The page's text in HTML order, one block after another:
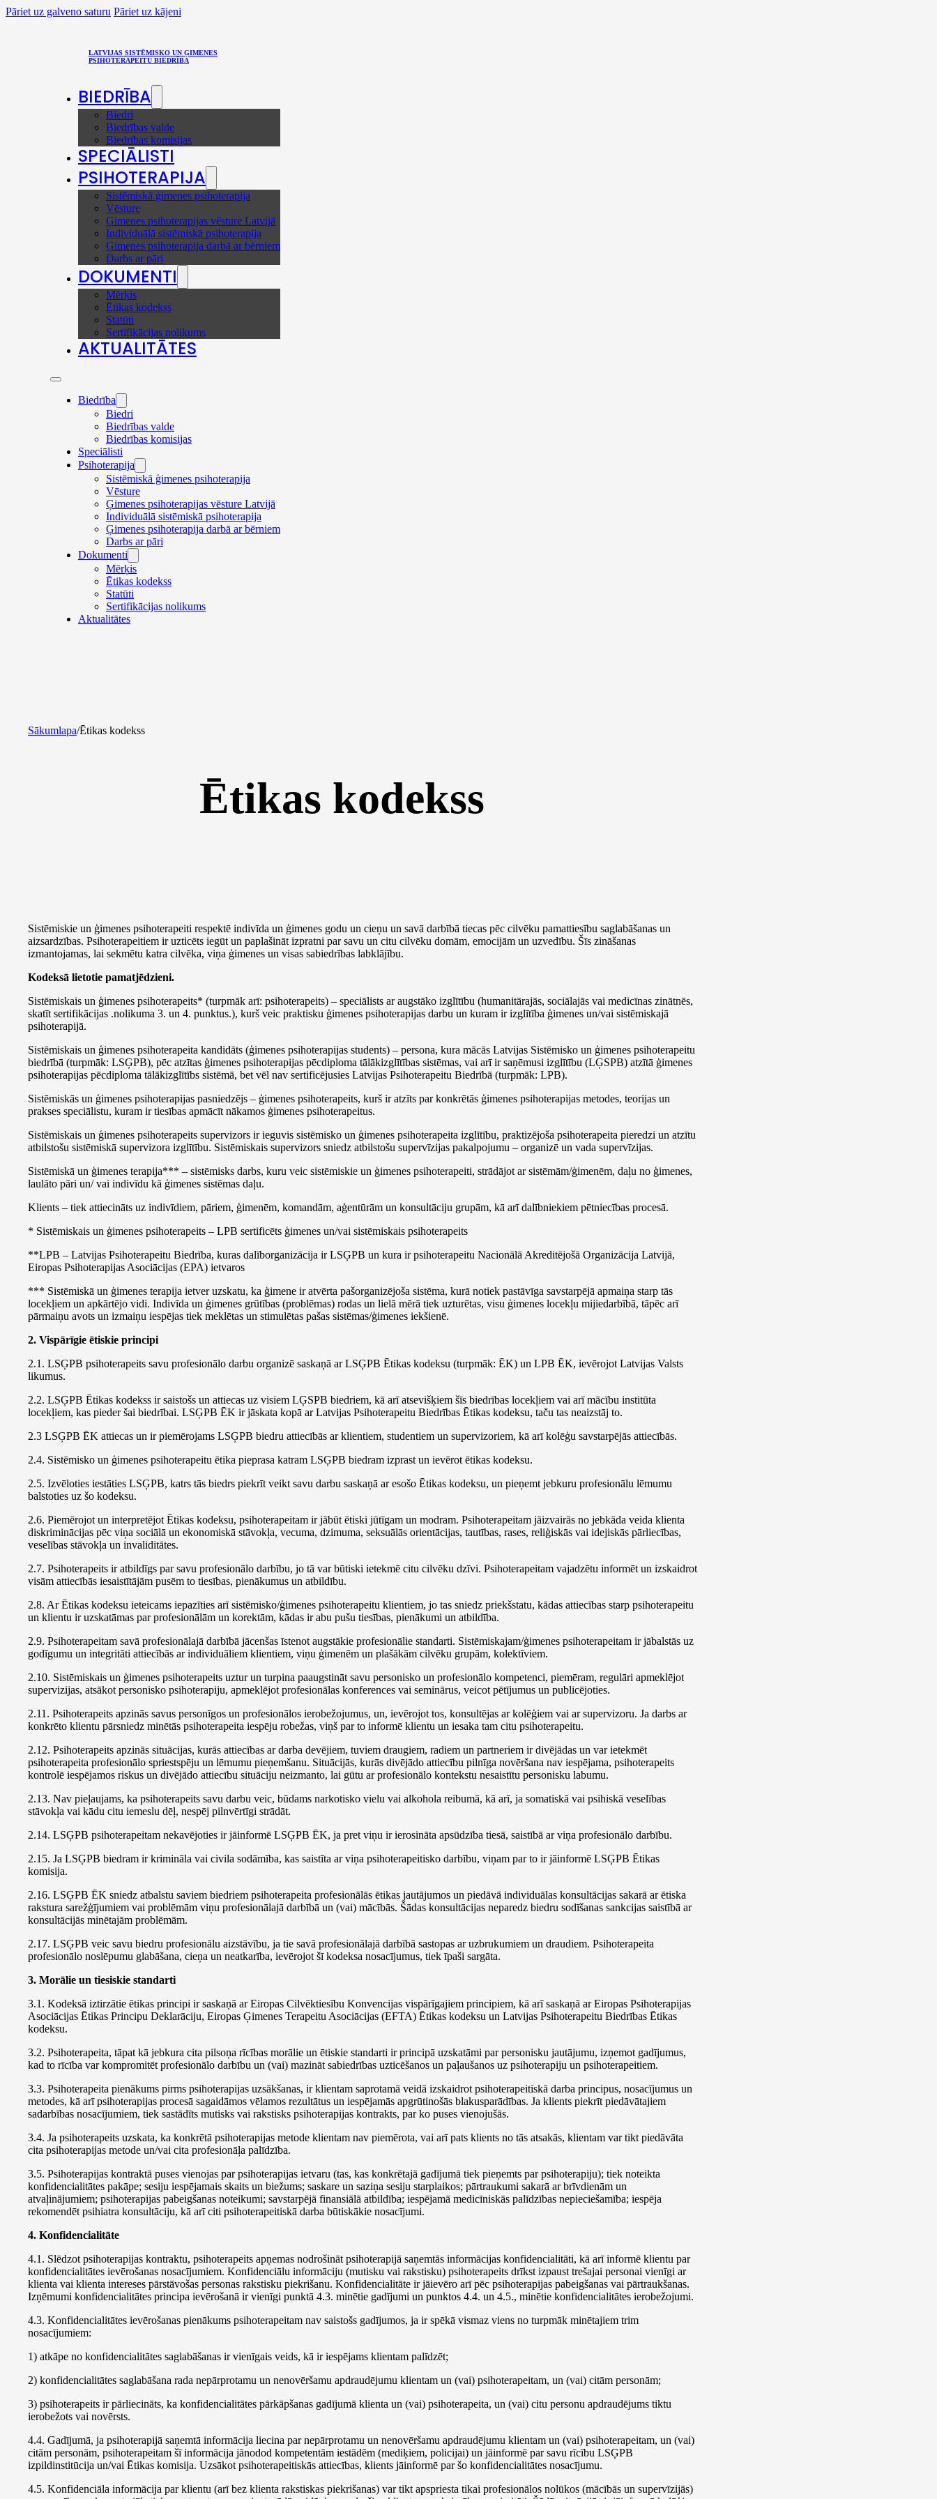
Pāriet uz galveno saturu Pāriet uz kājeni
LATVIJAS SISTĒMISKO UN ĢIMENES
PSIHOTERAPEITU BIEDRĪBA
BIEDRĪBA
Biedri
Biedrības valde
Biedrības komisijas
SPECIĀLISTI
PSIHOTERAPIJA
Sistēmiskā ģimenes psihoterapija
Vēsture
Ģimenes psihoterapijas vēsture Latvijā
Individuālā sistēmiskā psihoterapija
Ģimenes psihoterapija darbā ar bērniem
Darbs ar pāri
DOKUMENTI
Mērķis
Ētikas kodekss
Statūti
Sertifikācijas nolikums
AKTUALITĀTES
Biedrība
Biedri
Biedrības valde
Biedrības komisijas
Speciālisti
Psihoterapija
Sistēmiskā ģimenes psihoterapija
Vēsture
Ģimenes psihoterapijas vēsture Latvijā
Individuālā sistēmiskā psihoterapija
Ģimenes psihoterapija darbā ar bērniem
Darbs ar pāri
Dokumenti
Mērķis
Ētikas kodekss
Statūti
Sertifikācijas nolikums
Aktualitātes
Sākumlapa/Ētikas kodekss
Ētikas kodekss
Sistēmiskie un ģimenes psihoterapeiti respektē indivīda un ģimenes godu un cieņu un savā darbībā tiecas pēc cilvēku pamattiesību saglabāšanas un
aizsardzības. Psihoterapeitiem ir uzticēts iegūt un paplašināt izpratni par savu un citu cilvēku domām, emocijām un uzvedību. Šīs zināšanas
izmantojamas, lai sekmētu katra cilvēka, viņa ģimenes un visas sabiedrības labklājību.
Kodeksā lietotie pamatjēdzieni.
Sistēmiskais un ģimenes psihoterapeits* (turpmāk arī: psihoterapeits) – speciālists ar augstāko izglītību (humanitārajās, sociālajās vai medicīnas zinātnēs,
skatīt sertifikācijas .nolikuma 3. un 4. punktus.), kurš veic praktisku ģimenes psihoterapijas darbu un kuram ir izglītība ģimenes un/vai sistēmiskajā
psihoterapijā.
Sistēmiskais un ģimenes psihoterapeita kandidāts (ģimenes psihoterapijas students) – persona, kura mācās Latvijas Sistēmisko un ģimenes psihoterapeitu
biedrībā (turpmāk: LSĢPB), pēc atzītas ģimenes psihoterapijas pēcdiploma tālākizglītības sistēmas, vai arī ir saņēmusi izglītību (LĢSPB) atzītā ģimenes
psihoterapijas pēcdiploma tālākizglītībs sistēmā, bet vēl nav sertificējusies Latvijas Psihoterapeitu Biedrībā (turpmāk: LPB).
Sistēmiskās un ģimenes psihoterapijas pasniedzējs – ģimenes psihoterapeits, kurš ir atzīts par konkrētās ģimenes psihoterapijas metodes, teorijas un
prakses speciālistu, kuram ir tiesības apmācīt nākamos ģimenes psihoterapeitus.
Sistēmiskais un ģimenes psihoterapeits supervizors ir ieguvis sistēmisko un ģimenes psihoterapeita izglītību, praktizējoša psihoterapeita pieredzi un atzītu
atbilstošu sistēmiskā supervizora izglītību. Sistēmiskais supervizors sniedz atbilstošu supervīzijas pakalpojumu – organizē un vada supervīzijas.
Sistēmiskā un ģimenes terapija*** – sistēmisks darbs, kuru veic sistēmiskie un ģimenes psihoterapeiti, strādājot ar sistēmām/ģimenēm, daļu no ģimenes,
laulāto pāri un/ vai indivīdu kā ģimenes sistēmas daļu.
Klients – tiek attiecināts uz indivīdiem, pāriem, ģimenēm, komandām, aģentūrām un konsultāciju grupām, kā arī dalībniekiem pētniecības procesā.
* Sistēmiskais un ģimenes psihoterapeits – LPB sertificēts ģimenes un/vai sistēmiskais psihoterapeits
**LPB – Latvijas Psihoterapeitu Biedrība, kuras dalīborganizācija ir LSĢPB un kura ir psihoterapeitu Nacionālā Akreditējošā Organizācija Latvijā,
Eiropas Psihoterapijas Asociācijas (EPA) ietvaros
*** Sistēmiskā un ģimenes terapija ietver uzskatu, ka ģimene ir atvērta pašorganizējoša sistēma, kurā notiek pastāvīga savstarpējā apmaiņa starp tās
locekļiem un apkārtējo vidi. Indivīda un ģimenes grūtības (problēmas) rodas un lielā mērā tiek uzturētas, visu ģimenes locekļu mijiedarbībā, tāpēc arī
pārmaiņu avots un izmaiņu iespējas tiek meklētas un stimulētas pašas sistēmas/ģimenes iekšienē.
2. Vispārīgie ētiskie principi
2.1. LSĢPB psihoterapeits savu profesionālo darbu organizē saskaņā ar LSĢPB Ētikas kodeksu (turpmāk: ĒK) un LPB ĒK, ievērojot Latvijas Valsts
likumus.
2.2. LSĢPB Ētikas kodekss ir saistošs un attiecas uz visiem LĢSPB biedriem, kā arī atsevišķiem šīs biedrības locekļiem vai arī mācību institūta
locekļiem, kas pieder šai biedrībai. LSĢPB ĒK ir jāskata kopā ar Latvijas Psihoterapeitu Biedrības Ētikas kodeksu, taču tas neaizstāj to.
2.3 LSĢPB ĒK attiecas un ir piemērojams LSĢPB biedru attiecībās ar klientiem, studentiem un supervizoriem, kā arī kolēģu savstarpējās attiecībās.
2.4. Sistēmisko un ģimenes psihoterapeitu ētika pieprasa katram LSĢPB biedram izprast un ievērot ētikas kodeksu.
2.5. Izvēloties iestāties LSĢPB, katrs tās biedrs piekrīt veikt savu darbu saskaņā ar esošo Ētikas kodeksu, un pieņemt jebkuru profesionālu lēmumu
balstoties uz šo kodeksu.
2.6. Piemērojot un interpretējot Ētikas kodeksu, psihoterapeitam ir jābūt ētiski jūtīgam un modram. Psihoterapeitam jāizvairās no jebkāda veida klienta
diskriminācijas pēc viņa sociālā un ekonomiskā stāvokļa, vecuma, dzimuma, seksuālās orientācijas, tautības, rases, reliģiskās vai idejiskās pārliecības,
veselības stāvokļa un invaliditātes.
2.7. Psihoterapeits ir atbildīgs par savu profesionālo darbību, jo tā var būtiski ietekmē citu cilvēku dzīvi. Psihoterapeitam vajadzētu informēt un izskaidrot
visām attiecībās iesaistītājām pusēm to tiesības, pienākumus un atbildību.
2.8. Ar Ētikas kodeksu ieteicams iepazīties arī sistēmisko/ģimenes psihoterapeitu klientiem, jo tas sniedz priekšstatu, kādas attiecības starp psihoterapeitu
un klientu ir uzskatāmas par profesionālām un korektām, kādas ir abu pušu tiesības, pienākumi un atbildība.
2.9. Psihoterapeitam savā profesionālajā darbībā jācenšas īstenot augstākie profesionālie standarti. Sistēmiskajam/ģimenes psihoterapeitam ir jābalstās uz
godīgumu un integritāti attiecībās ar individuāliem klientiem, viņu ģimenēm un plašākām cilvēku grupām, kolektīviem.
2.10. Sistēmiskais un ģimenes psihoterapeits uztur un turpina paaugstināt savu personisko un profesionālo kompetenci, piemēram, regulāri apmeklējot
supervizijas, atsākot personisko psihoterapiju, apmeklējot profesionālas konferences vai seminārus, veicot pētījumus un publicējoties.
2.11. Psihoterapeits apzinās savus personīgos un profesionālos ierobežojumus, un, ievērojot tos, konsultējas ar kolēģiem vai ar supervizoru. Ja darbs ar
konkrēto klientu pārsniedz minētās psihoterapeita iespēju robežas, viņš par to informē klientu un iesaka tam citu psihoterapeitu.
2.12. Psihoterapeits apzinās situācijas, kurās attiecības ar darba devējiem, tuviem draugiem, radiem un partneriem ir divējādas un var ietekmēt
psihoterapeita profesionālo spriestspēju un lēmumu pieņemšanu. Situācijās, kurās divējādo attiecību pilnīga novēršana nav iespējama, psihoterapeits
kontrolē iespējamos riskus un divējādo attiecību situāciju neizmanto, lai gūtu ar profesionālo kontekstu nesaistītu personisku labumu.
2.13. Nav pieļaujams, ka psihoterapeits savu darbu veic, būdams narkotisko vielu vai alkohola reibumā, kā arī, ja somatiskā vai psihiskā veselības
stāvokļa vai kādu citu iemeslu dēļ, nespēj pilnvērtīgi strādāt.
2.14. LSĢPB psihoterapeitam nekavējoties ir jāinformē LSĢPB ĒK, ja pret viņu ir ierosināta apsūdzība tiesā, saistībā ar viņa profesionālo darbību.
2.15. Ja LSĢPB biedram ir krimināla vai civila sodāmība, kas saistīta ar viņa psihoterapeitisko darbību, viņam par to ir jāinformē LSĢPB Ētikas
komisija.
2.16. LSĢPB ĒK sniedz atbalstu saviem biedriem psihoterapeita profesionālās ētikas jautājumos un piedāvā individuālas konsultācijas sakarā ar ētiska
rakstura sarežģījumiem vai problēmām viņu profesionālajā darbībā un (vai) mācībās. Šādas konsultācijas neparedz biedru sodīšanas sankcijas saistībā ar
konsultācijās minētajām problēmām.
2.17. LSĢPB veic savu biedru profesionālu aizstāvību, ja tie savā profesionālajā darbībā sastopas ar uzbrukumiem un draudiem. Psihoterapeita
profesionālo noslēpumu glabāšana, cieņa un neatkarība, ievērojot šī kodeksa nosacījumus, tiek īpaši sargāta.
3. Morālie un tiesiskie standarti
3.1. Kodeksā iztirzātie ētikas principi ir saskaņā ar Eiropas Cilvēktiesību Konvencijas vispārīgajiem principiem, kā arī saskaņā ar Eiropas Psihoterapijas
Asociācijas Ētikas Principu Deklarāciju, Eiropas Ģimenes Terapeitu Asociācijas (EFTA) Ētikas kodeksu un Latvijas Psihoterapeitu Biedrības Ētikas
kodeksu.
3.2. Psihoterapeita, tāpat kā jebkura cita pilsoņa rīcības morālie un ētiskie standarti ir principā uzskatāmi par personisku jautājumu, izņemot gadījumus,
kad to rīcība var kompromitēt profesionālo darbību un (vai) mazināt sabiedrības uzticēšanos un paļaušanos uz psihoterapiju un psihoterapeitiem.
3.3. Psihoterapeita pienākums pirms psihoterapijas uzsākšanas, ir klientam saprotamā veidā izskaidrot psihoterapeitiskā darba principus, nosacījumus un
metodes, kā arī psihoterapijas procesā sagaidāmos vēlamos rezultātus un iespējamās apgrūtinošās blakusparādības. Ja klients piekrīt piedāvātajiem
sadarbības nosacījumiem, tiek sastādīts mutisks vai rakstisks psihoterapijas kontrakts, par ko puses vienojušās.
3.4. Ja psihoterapeits uzskata, ka konkrētā psihoterapijas metode klientam nav piemērota, vai arī pats klients no tās atsakās, klientam var tikt piedāvāta
cita psihoterapijas metode un/vai cita profesionāļa palīdzība.
3.5. Psihoterapijas kontraktā puses vienojas par psihoterapijas ietvaru (tas, kas konkrētajā gadījumā tiek pieņemts par psihoterapiju); tiek noteikta
konfidencialitātes pakāpe; sesiju iespējamais skaits un biežums; saskare un saziņa sesiju starplaikos; pārtraukumi sakarā ar brīvdienām un
atvaļinājumiem; psihoterapijas pabeigšanas noteikumi; savstarpējā finansiālā atbildība; iespējamā medicīniskās palīdzības nepieciešamība; iespēja
rekomendēt psihiatra konsultāciju, kā arī citi psihoterapeitiskā darba būtiskākie nosacījumi.
4. Konfidencialitāte
4.1. Slēdzot psihoterapijas kontraktu, psihoterapeits apņemas nodrošināt psihoterapijā saņemtās informācijas konfidencialitāti, kā arī informē klientu par
konfidencialitātes ievērošanas nosacījumiem. Konfidenciālu informāciju (mutisku vai rakstisku) psihoterapeits drīkst izpaust trešajai personai vienīgi ar
klienta vai klienta intereses pārstāvošas personas rakstisku piekrišanu. Konfidencialitāte ir jāievēro arī pēc psihoterapijas pabeigšanas vai pārtraukšanas.
Izņēmumi konfidencialitātes principa ievērošanā ir vienīgi punktā 4.3. minētie gadījumi un punktos 4.4. un 4.5., minētie konfidencialitātes ierobežojumi.
4.3. Konfidencialitātes ievērošanas pienākums psihoterapeitam nav saistošs gadījumos, ja ir spēkā vismaz viens no turpmāk minētajiem trim
nosacījumiem:
1) atkāpe no konfidencialitātes saglabāšanas ir vienīgais veids, kā ir iespējams klientam palīdzēt;
2) konfidencialitātes saglabāšana rada nepārprotamu un nenovēršamu apdraudējumu klientam un (vai) psihoterapeitam, un (vai) citām personām;
3) psihoterapeits ir pārliecināts, ka konfidencialitātes pārkāpšanas gadījumā klienta un (vai) psihoterapeita, un (vai) citu personu apdraudējums tiktu
ierobežots vai novērsts.
4.4. Gadījumā, ja psihoterapijā saņemtā informācija liecina par nepārprotamu un nenovēršamu apdraudējumu klientam un (vai) psihoterapeitam, un (vai)
citām personām, psihoterapeitam šī informācija jānodod kompetentām iestādēm (mediķiem, policijai) un jāinformē par savu rīcību LSĢPB
izpildinstitūcija un/vai Ētikas komisija. Uzsākot psihoterapeitiskās attiecības, klients jāinformē par šo konfidencialitātes nosacījumu.
4.5. Konfidenciāla informācija par klientu (arī bez klienta rakstiskas piekrišanas) var tikt apspriesta tikai profesionālos nolūkos (mācībās un supervīzijās)